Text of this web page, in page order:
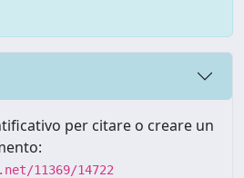
per citare o creare un
11369/14722